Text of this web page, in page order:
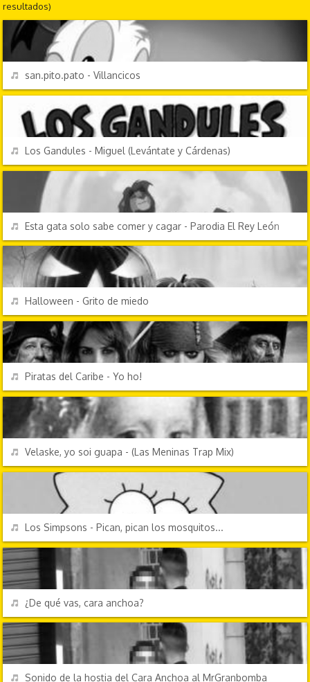
resultados)
REPRODUCIR
san.pito.pato - Villancicos
REPRODUCIR
Los Gandules - Miguel (Levántate y Cárdenas)
REPRODUCIR
Esta gata solo sabe comer y cagar - Parodia El Rey León
EFECTOS DE SONIDO
REPRODUCIR
Halloween - Grito de miedo
REPRODUCIR
Piratas del Caribe - Yo ho!
REPRODUCIR
Velaske, yo soi guapa - (Las Meninas Trap Mix)
REPRODUCIR
Los Simpsons - Pican, pican los mosquitos...
PERSONAJES Y FRASES
REPRODUCIR
¿De qué vas, cara anchoa?
REPRODUCIR
Sonido de la hostia del Cara Anchoa al MrGranbomba